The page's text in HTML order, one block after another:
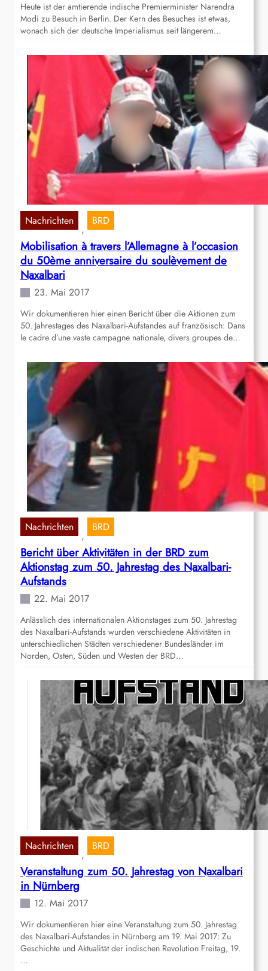
Heute ist der amtierende indische Premierminister Narendra
Modi zu Besuch in Berlin. Der Kern des Besuches ist etwas,
wonach sich der deutsche Imperialismus seit längerem…
Nachrichten
,
BRD
Mobilisation à travers l’Allemagne à l’occasion
du 50ème anniversaire du soulèvement de
Naxalbari
23. Mai 2017
Wir dokumentieren hier einen Bericht über die Aktionen zum
50. Jahrestages des Naxalbari-Aufstandes auf französisch: Dans
le cadre d’une vaste campagne nationale, divers groupes de…
Nachrichten
,
BRD
Bericht über Aktivitäten in der BRD zum
Aktionstag zum 50. Jahrestag des Naxalbari-
Aufstands
22. Mai 2017
Anlässlich des internationalen Aktionstages zum 50. Jahrestag
des Naxalbari-Aufstands wurden verschiedene Aktivitäten in
unterschiedlichen Städten verschiedener Bundesländer im
Norden, Osten, Süden und Westen der BRD…
Nachrichten
,
BRD
Veranstaltung zum 50. Jahrestag von Naxalbari
in Nürnberg
12. Mai 2017
Wir dokumentieren hier eine Veranstaltung zum 50. Jahrestag
des Naxalbari-Aufstandes in Nürnberg am 19. Mai 2017: Zu
Geschichte und Aktualität der indischen Revolution Freitag, 19.
…